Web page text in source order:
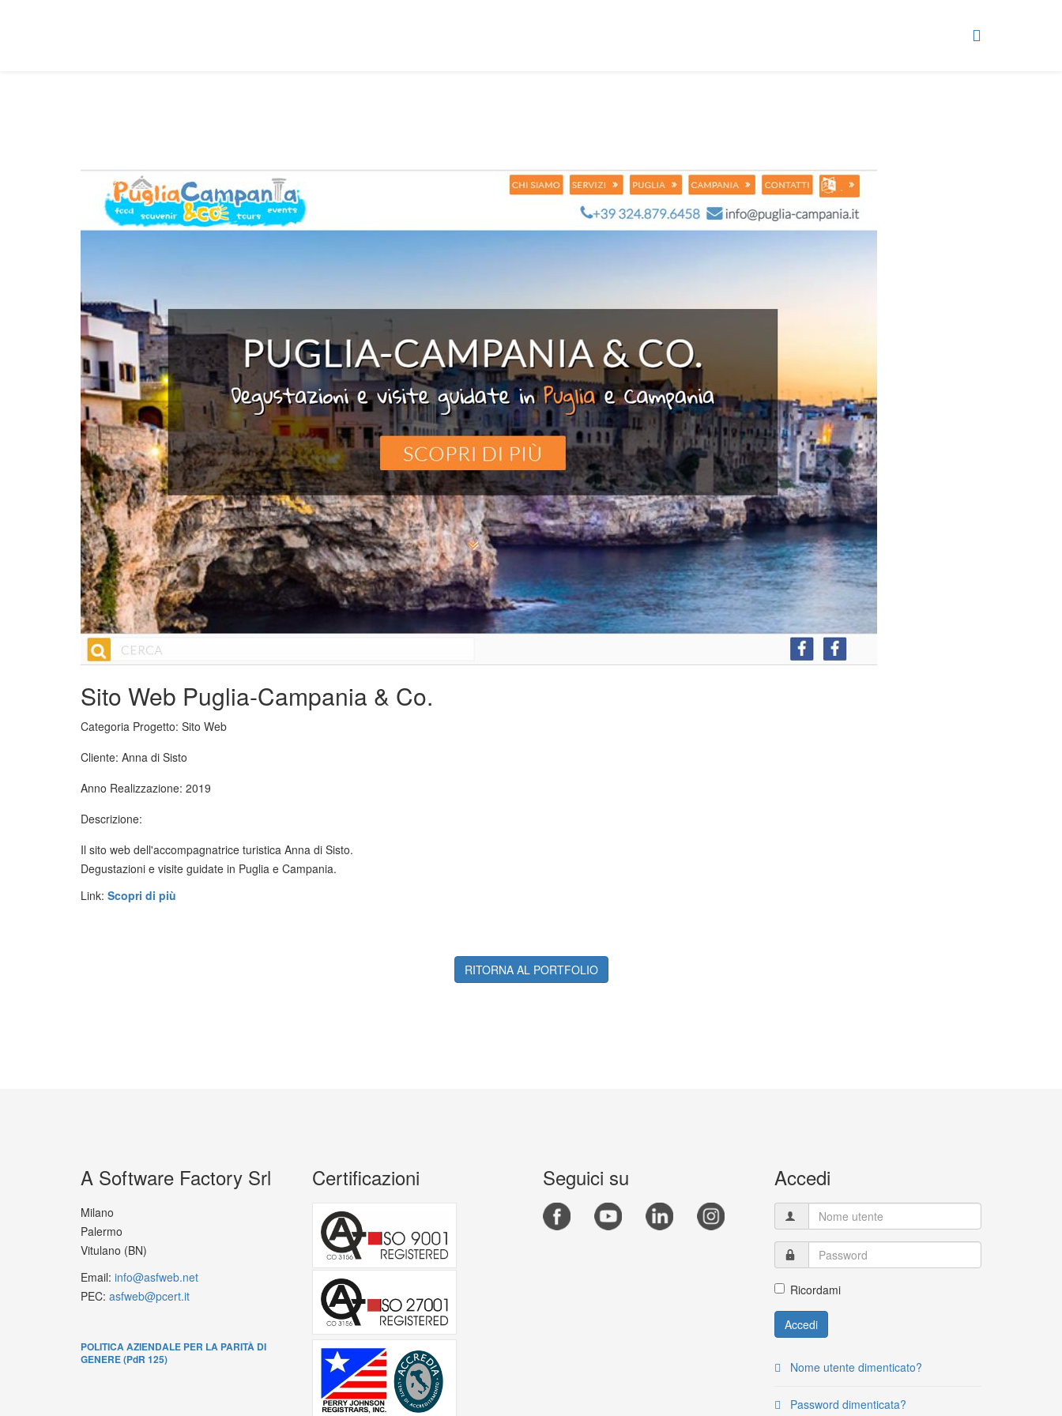
Sito Web Puglia-Campania & Co.
Categoria Progetto: Sito Web
Cliente: Anna di Sisto
Anno Realizzazione: 2019
Descrizione:
Il sito web dell'accompagnatrice turistica Anna di Sisto.
Degustazioni e visite guidate in Puglia e Campania.
Link: Scopri di più
RITORNA AL PORTFOLIO
A Software Factory Srl
Milano
Palermo
Vitulano (BN)
Email: info@asfweb.net
PEC: asfweb@pcert.it
POLITICA AZIENDALE PER LA PARITÀ DI
GENERE (PdR 125)
Certificazioni Seguici su Accedi
Ricordami
Accedi
Nome utente dimenticato?
Password dimenticata?